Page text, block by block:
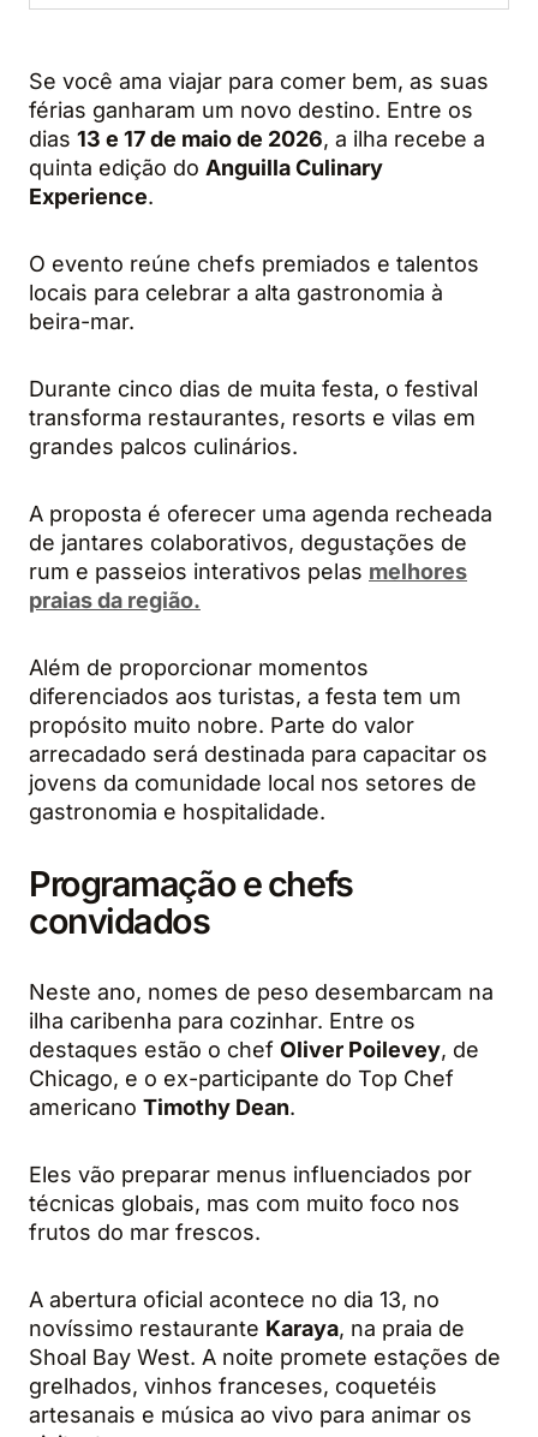
Se você ama viajar para comer bem, as suas
férias ganharam um novo destino. Entre os
dias 13 e 17 de maio de 2026, a ilha recebe a
quinta edição do Anguilla Culinary
Experience.
O evento reúne chefs premiados e talentos
locais para celebrar a alta gastronomia à
beira-mar.
Durante cinco dias de muita festa, o festival
transforma restaurantes, resorts e vilas em
grandes palcos culinários.
A proposta é oferecer uma agenda recheada
de jantares colaborativos, degustações de
rum e passeios interativos pelas melhores
praias da região.
Além de proporcionar momentos
diferenciados aos turistas, a festa tem um
propósito muito nobre. Parte do valor
arrecadado será destinada para capacitar os
jovens da comunidade local nos setores de
gastronomia e hospitalidade.
Programação e chefs
convidados
Neste ano, nomes de peso desembarcam na
ilha caribenha para cozinhar. Entre os
destaques estão o chef Oliver Poilevey, de
Chicago, e o ex-participante do Top Chef
americano Timothy Dean.
Eles vão preparar menus influenciados por
técnicas globais, mas com muito foco nos
frutos do mar frescos.
A abertura oficial acontece no dia 13, no
novíssimo restaurante Karaya, na praia de
Shoal Bay West. A noite promete estações de
grelhados, vinhos franceses, coquetéis
artesanais e música ao vivo para animar os